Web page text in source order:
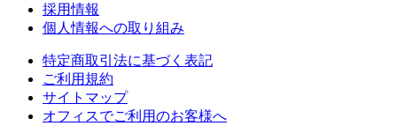
採用情報
個人情報への取り組み
特定商取引法に基づく表記
ご利用規約
サイトマップ
オフィスでご利用のお客様へ